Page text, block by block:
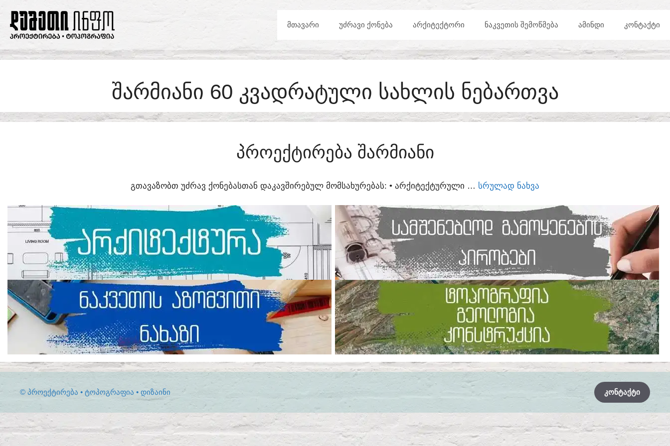
CONTENT
ᲛᲗᲐᲕᲐᲠᲘ ᲣᲫᲠᲐᲕᲘ ᲥᲝᲜᲔᲑᲐ ᲐᲠᲥᲘᲢᲔᲥᲢᲝᲠᲘ ᲜᲐᲙᲕᲔᲗᲘᲡ ᲨᲔᲛᲝᲬᲛᲔᲑᲐ ᲐᲛᲘᲜᲓᲘ ᲙᲝᲜᲢᲐᲥᲢᲘ
ᲨᲐᲠᲛᲘᲐᲜᲘ 60 ᲙᲕᲐᲓᲠᲐᲢᲣᲚᲘ ᲡᲐᲮᲚᲘᲡ ᲜᲔᲑᲐᲠᲗᲕᲐ
ᲞᲠᲝᲔᲥᲢᲘᲠᲔᲑᲐ ᲨᲐᲠᲛᲘᲐᲜᲘ
ᲒᲗᲐᲕᲐᲖᲝᲑᲗ ᲣᲫᲠᲐᲕ ᲥᲝᲜᲔᲑᲐᲡᲗᲐᲜ ᲓᲐᲙᲐᲕᲨᲘᲠᲔᲑᲣᲚ ᲛᲝᲛᲡᲐᲮᲣᲠᲔᲑᲐᲡ:​ • ᲐᲠᲥᲘᲢᲔᲥᲢᲣᲠᲣᲚᲘ … ᲡᲠᲣᲚᲐᲓ ᲜᲐᲮᲕᲐ
ᲙᲝᲜᲢᲐᲥᲢᲘ
© ᲞᲠᲝᲔᲥᲢᲘᲠᲔᲑᲐ • ᲢᲝᲞᲝᲒᲠᲐᲤᲘᲐ • ᲓᲘᲖᲐᲘᲜᲘ